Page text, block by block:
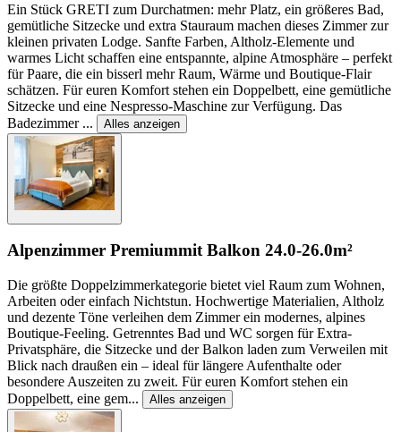
Ein Stück GRETI zum Durchatmen: mehr Platz, ein größeres Bad,
gemütliche Sitzecke und extra Stauraum machen dieses Zimmer zur
kleinen privaten Lodge. Sanfte Farben, Altholz-Elemente und
warmes Licht schaffen eine entspannte, alpine Atmosphäre – perfekt
für Paare, die ein bisserl mehr Raum, Wärme und Boutique-Flair
schätzen. Für euren Komfort stehen ein Doppelbett, eine gemütliche
Sitzecke und eine Nespresso-Maschine zur Verfügung. Das
Badezimmer ... Alles anzeigen
Alpenzimmer Premiummit Balkon 24.0-26.0m²
Die größte Doppelzimmerkategorie bietet viel Raum zum Wohnen,
Arbeiten oder einfach Nichtstun. Hochwertige Materialien, Altholz
und dezente Töne verleihen dem Zimmer ein modernes, alpines
Boutique-Feeling. Getrenntes Bad und WC sorgen für Extra-
Privatsphäre, die Sitzecke und der Balkon laden zum Verweilen mit
Blick nach draußen ein – ideal für längere Aufenthalte oder
besondere Auszeiten zu zweit. Für euren Komfort stehen ein
Doppelbett, eine gem... Alles anzeigen